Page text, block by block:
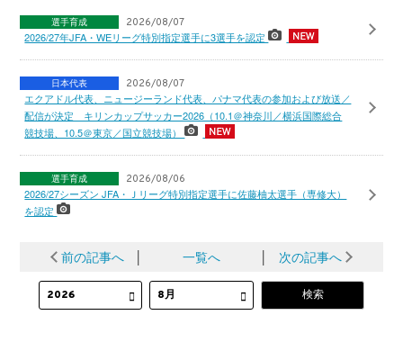
選手育成 2026/08/07
2026/27年JFA・WEリーグ特別指定選手に3選手を認定
日本代表 2026/08/07
エクアドル代表、ニュージーランド代表、パナマ代表の参加および放送／
配信が決定 キリンカップサッカー2026（10.1＠神奈川／横浜国際総合
競技場、10.5＠東京／国立競技場）
選手育成 2026/08/06
2026/27シーズン JFA・Ｊリーグ特別指定選手に佐藤柚太選手（専修大）
を認定
前の記事へ │ 一覧へ │ 次の記事へ